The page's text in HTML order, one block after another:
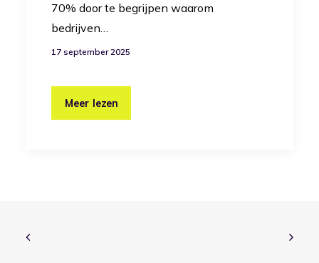
70% door te begrijpen waarom
bedrijven…
17 september 2025
Meer lezen